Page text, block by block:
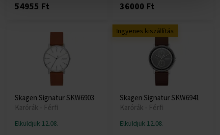
54955 Ft 36000 Ft
Skagen Signatur SKW6903
Karórák - Férfi
Elküldjük 12.08.
Ingyenes kiszállítás
Skagen Signatur SKW6941
Karórák - Férfi
Elküldjük 12.08.